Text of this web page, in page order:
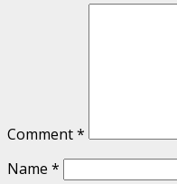
Comment*
Name *